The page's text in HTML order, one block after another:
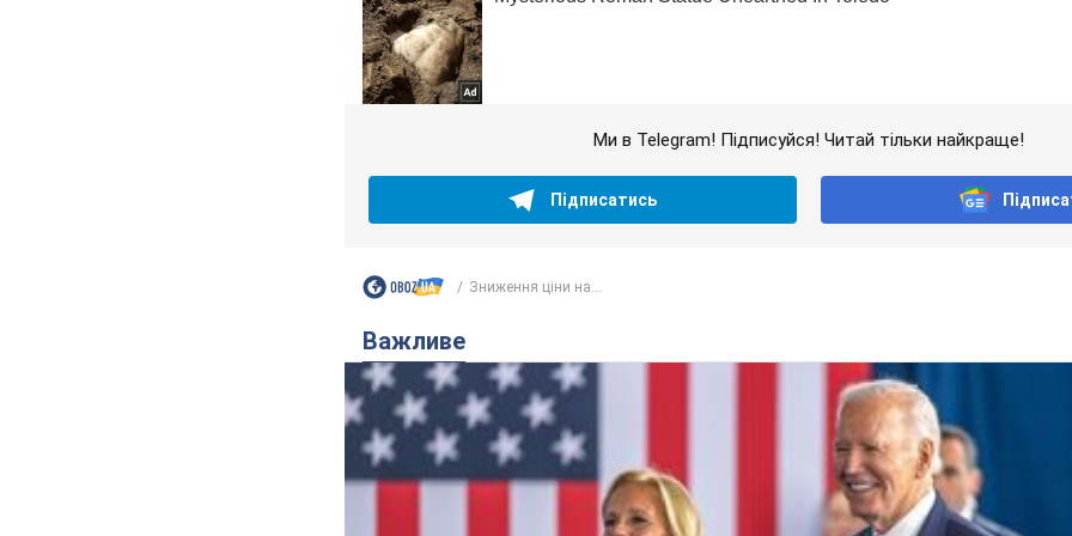
Ми в Telegram! Підписуйся! Читай тільки найкраще!
Підписатись
Зниження ціни на...
Важливе